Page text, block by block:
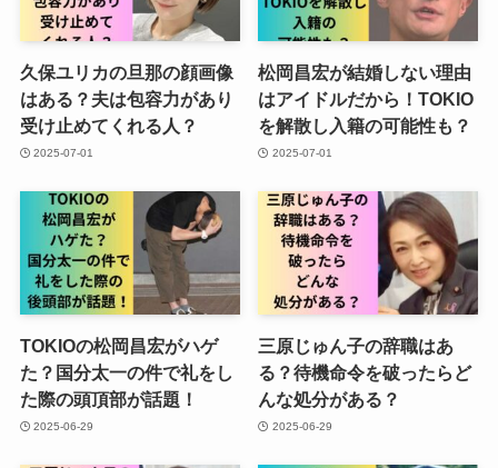
久保ユリカの旦那の顔画像
はある？夫は包容力があり
受け止めてくれる人？
2025-07-01
松岡昌宏が結婚しない理由
はアイドルだから！TOKIO
を解散し入籍の可能性も？
2025-07-01
TOKIOの松岡昌宏がハゲ
た？国分太一の件で礼をし
た際の頭頂部が話題！
2025-06-29
三原じゅん子の辞職はあ
る？待機命令を破ったらど
んな処分がある？
2025-06-29